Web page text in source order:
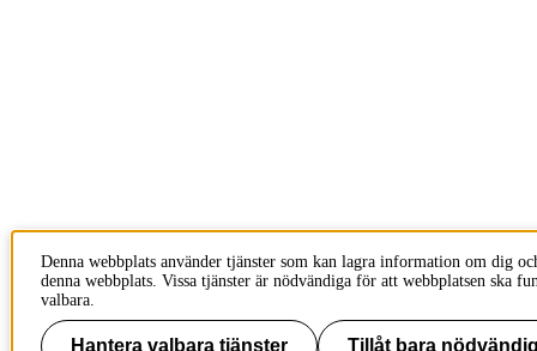
Denna webbplats använder tjänster som kan lagra information om dig
denna webbplats. Vissa tjänster är nödvändiga för att webbplatsen ska
valbara.
Hantera valbara tjänster Tillåt bara